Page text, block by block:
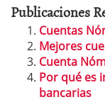
Publicaciones
Cuentas
Mejores
Cuenta
Por qué es
bancarias